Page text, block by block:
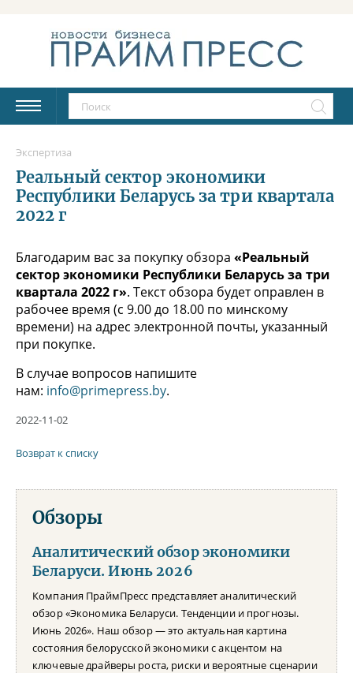
Экспертиза
Реальный сектор экономики
Республики Беларусь за три квартала
2022 г
Благодарим вас за покупку обзора «Реальный
сектор экономики Республики Беларусь за три
квартала 2022 г». Текст обзора будет оправлен в
рабочее время (с 9.00 до 18.00 по минскому
времени) на адрес электронной почты, указанный
при покупке.
В случае вопросов напишите
нам: info@primepress.by.
2022-11-02
Возврат к списку
Обзоры
Аналитический обзор экономики
Беларуси. Июнь 2026
Компания ПраймПресс представляет аналитический
обзор «Экономика Беларуси. Тенденции и прогнозы.
Июнь 2026». Наш обзор — это актуальная картина
состояния белорусской экономики с акцентом на
ключевые драйверы роста, риски и вероятные сценарии